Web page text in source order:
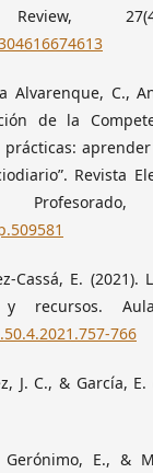
Alvarenque, C.,
de la
Revista
Cassá, E.
y recursos.
766
J. C., & García,
E., &